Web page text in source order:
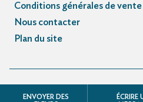
ENVOYER DES
ÉCRIRE
Conditions générales de
Nous contacter
Plan du site
© Registre des avis